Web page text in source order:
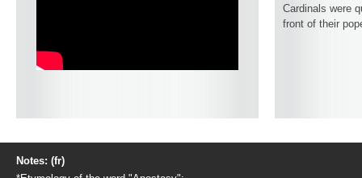
Cardinals were
front of their
Notes: (fr)